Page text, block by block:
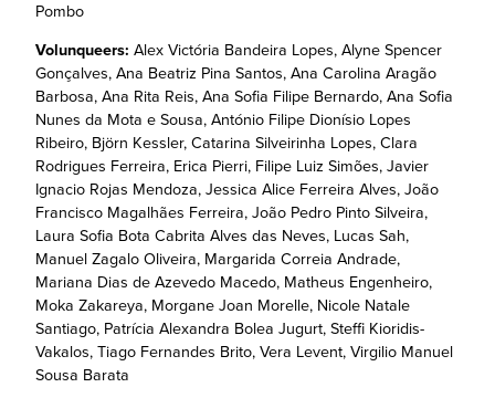
Pombo
Volunqueers: Alex Victória Bandeira Lopes, Alyne Spencer
Gonçalves, Ana Beatriz Pina Santos, Ana Carolina Aragão
Barbosa, Ana Rita Reis, Ana Sofia Filipe Bernardo, Ana Sofia
Nunes da Mota e Sousa, António Filipe Dionísio Lopes
Ribeiro, Björn Kessler, Catarina Silveirinha Lopes, Clara
Rodrigues Ferreira, Erica Pierri, Filipe Luiz Simões, Javier
Ignacio Rojas Mendoza, Jessica Alice Ferreira Alves, João
Francisco Magalhães Ferreira, João Pedro Pinto Silveira,
Laura Sofia Bota Cabrita Alves das Neves, Lucas Sah,
Manuel Zagalo Oliveira, Margarida Correia Andrade,
Mariana Dias de Azevedo Macedo, Matheus Engenheiro,
Moka Zakareya, Morgane Joan Morelle, Nicole Natale
Santiago, Patrícia Alexandra Bolea Jugurt, Steffi Kioridis-
Vakalos, Tiago Fernandes Brito, Vera Levent, Virgilio Manuel
Sousa Barata